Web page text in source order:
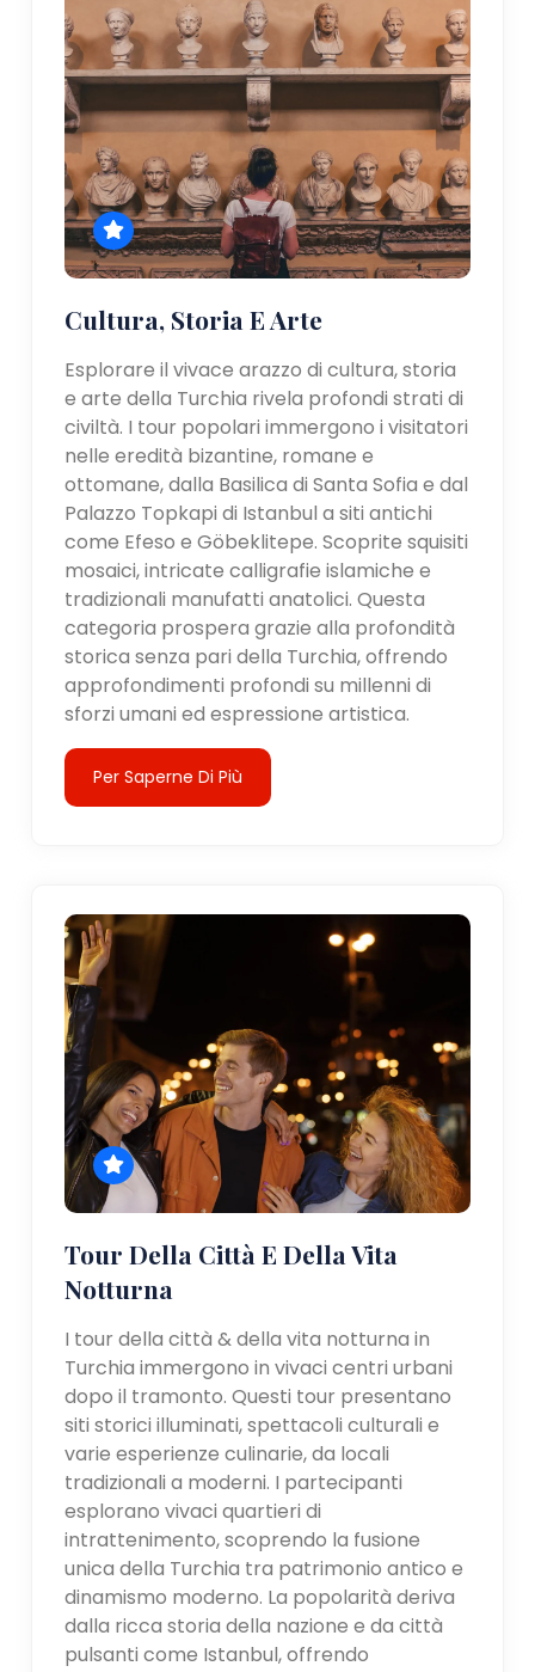
Cultura, Storia E Arte
Esplorare il vivace arazzo di cultura, storia
e arte della Turchia rivela profondi strati di
civiltà. I tour popolari immergono i visitatori
nelle eredità bizantine, romane e
ottomane, dalla Basilica di Santa Sofia e dal
Palazzo Topkapi di Istanbul a siti antichi
come Efeso e Göbeklitepe. Scoprite squisiti
mosaici, intricate calligrafie islamiche e
tradizionali manufatti anatolici. Questa
categoria prospera grazie alla profondità
storica senza pari della Turchia, offrendo
approfondimenti profondi su millenni di
sforzi umani ed espressione artistica.
Per Saperne Di Più
Tour Della Città E Della Vita
Notturna
I tour della città & della vita notturna in
Turchia immergono in vivaci centri urbani
dopo il tramonto. Questi tour presentano
siti storici illuminati, spettacoli culturali e
varie esperienze culinarie, da locali
tradizionali a moderni. I partecipanti
esplorano vivaci quartieri di
intrattenimento, scoprendo la fusione
unica della Turchia tra patrimonio antico e
dinamismo moderno. La popolarità deriva
dalla ricca storia della nazione e da città
pulsanti come Istanbul, offrendo